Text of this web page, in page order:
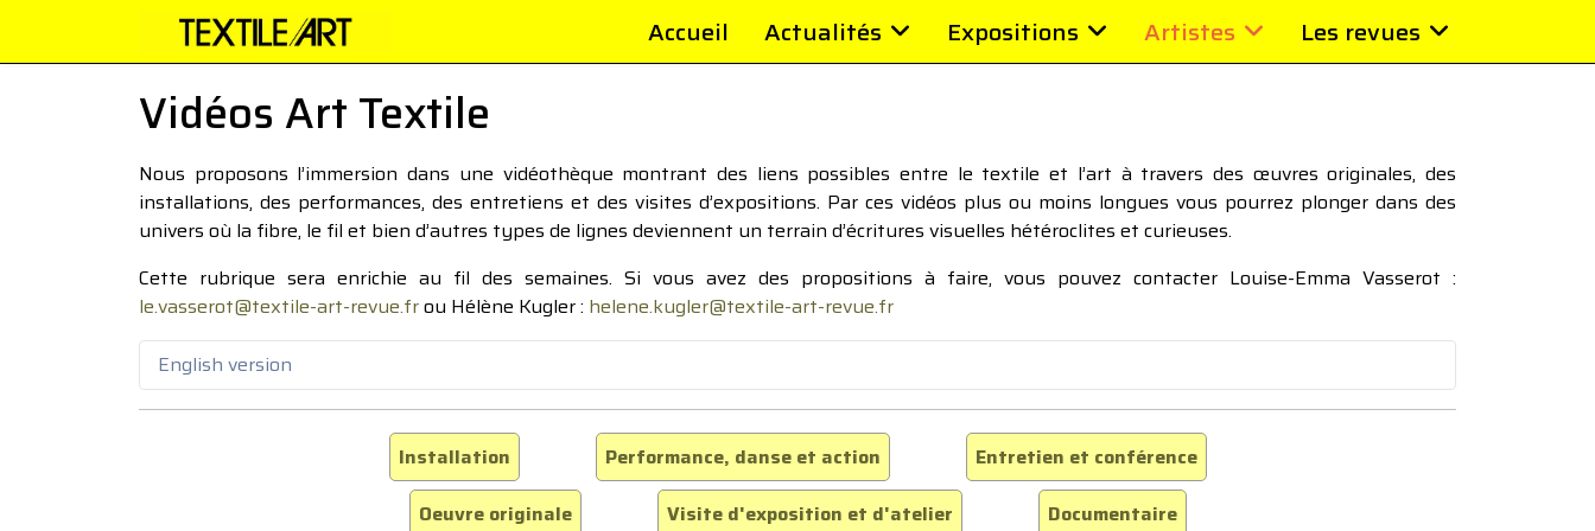
Accueil Actualités Expositions Artistes Les revues
Vidéos Art Textile
Nous proposons l’immersion dans une vidéothèque montrant des liens possibles entre le textile et l’art à travers des œuvres originales, des
installations, des performances, des entretiens et des visites d’expositions. Par ces vidéos plus ou moins longues vous pourrez plonger dans des
univers où la fibre, le fil et bien d’autres types de lignes deviennent un terrain d’écritures visuelles hétéroclites et curieuses.
Cette rubrique sera enrichie au fil des semaines. Si vous avez des propositions à faire, vous pouvez contacter Louise-Emma Vasserot :
le.vasserot@textile-art-revue.frou Hélène Kugler : helene.kugler@textile-art-revue.fr
English version
Installation Performance, danse et action
Entretien et conférence
Oeuvre originale
Visite d'exposition et d'atelier Documentaire